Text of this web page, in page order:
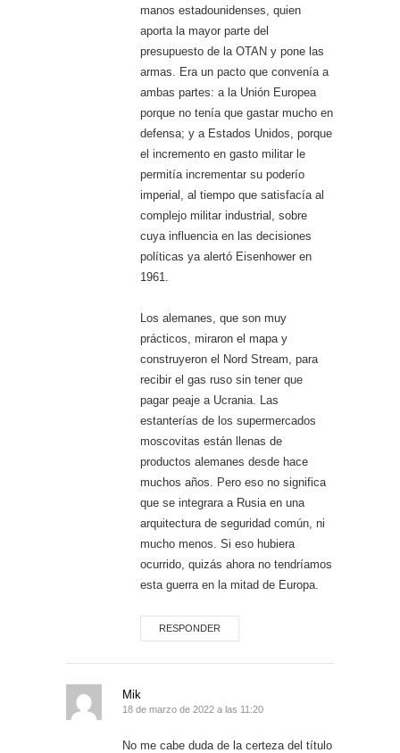
manos estadounidenses, quien
aporta la mayor parte del
presupuesto de la OTAN y pone las
armas. Era un pacto que convenía a
ambas partes: a la Unión Europea
porque no tenía que gastar mucho en
defensa; y a Estados Unidos, porque
el incremento en gasto militar le
permitía incrementar su poderío
imperial, al tiempo que satisfacía al
complejo militar industrial, sobre
cuya influencia en las decisiones
políticas ya alertó Eisenhower en
1961.
Los alemanes, que son muy
prácticos, miraron el mapa y
construyeron el Nord Stream, para
recibir el gas ruso sin tener que
pagar peaje a Ucrania. Las
estanterías de los supermercados
moscovitas están llenas de
productos alemanes desde hace
muchos años. Pero eso no significa
que se integrara a Rusia en una
arquitectura de seguridad común, ni
mucho menos. Si eso hubiera
ocurrido, quizás ahora no tendríamos
esta guerra en la mitad de Europa.
RESPONDER
Mik
18 de marzo de 2022 a las 11:20
No me cabe duda de la certeza del título